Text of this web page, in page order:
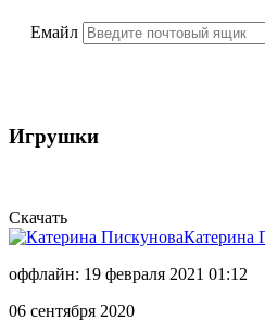
Емайл
Игрушки
Скачать
Катерина
оффлайн: 19 февраля 2021 01:12
06 сентября 2020